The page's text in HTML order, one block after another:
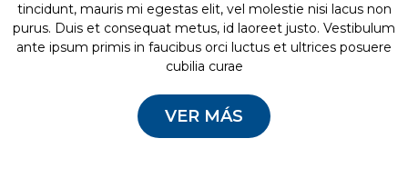
tincidunt, mauris mi egestas elit, vel molestie nisi lacus non
purus. Duis et consequat metus, id laoreet justo. Vestibulum
ante ipsum primis in faucibus orci luctus et ultrices posuere
cubilia curae
VER MÁS